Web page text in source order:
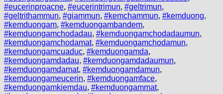
#eucerinproacne, #eucerintrimun, #geltrimun,
#geltrithammun, #giammun, #kemchammun, #kemduong,
#kemduongam, #kemduongambandem,
#kemduongamchodadau, #kemduongamchodadaumun,
#kemduongamchodamat, #kemduongamchodamun,
#kemduongamcuaduc, #kemduongamda,
#kemduongamdadau, #kemduongamdadaumun,
#kemduongamdamat, #kemduongamdamun,
#kemduongameucerin, #kemduongamface,
#kemduongamkiemdau, #kemduongammat,